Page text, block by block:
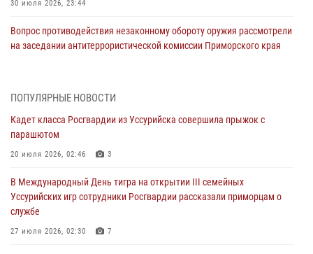
30 июля 2026, 23:44
Вопрос противодействия незаконному обороту оружия рассмотрели
на заседании антитеррористической комиссии Приморского края
Во Владивостоке во дворе жилого дома сотрудники
29 июля 2026, 01:17
В День Крещения Руси в Князь-Владимирском храме – Главном
ходом
28 июля 2026, 10:29 3
Росгвардейцы в Приморье приняли участие в молебне,
ПОПУЛЯРНЫЕ НОВОСТИ
Кадет класса Росгвардии из Уссурийска совершила прыжок с
парашютом
20 июля 2026, 02:46 3
В Международный День тигра на открытии III семейных
Уссурийских игр сотрудники Росгвардии рассказали приморцам о
службе
27 июля 2026, 02:30 7